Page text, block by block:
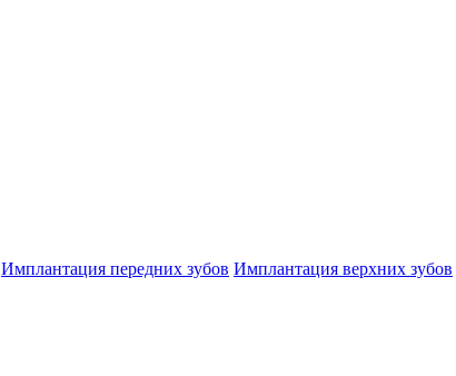
Имплантация передних зубов Имплантация верхних зубов